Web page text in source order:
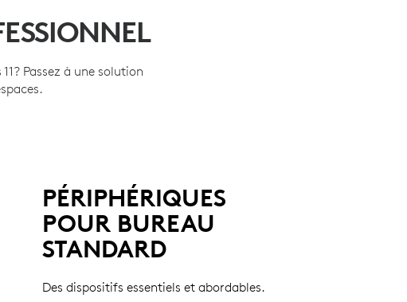
Passez à une solution
PÉRIPHÉRIQUES
POUR BUREAU
STANDARD
Des dispositifs essentiels et abordables.